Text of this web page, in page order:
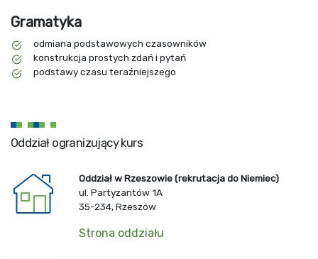
Gramatyka
odmiana podstawowych czasowników
konstrukcja prostych zdań i pytań
podstawy czasu teraźniejszego
Oddział ogranizujący kurs
Oddział w Rzeszowie (rekrutacja do Niemiec)
ul. Partyzantów 1A
35-234, Rzeszów
Strona oddziału